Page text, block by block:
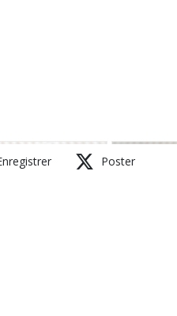
Poster